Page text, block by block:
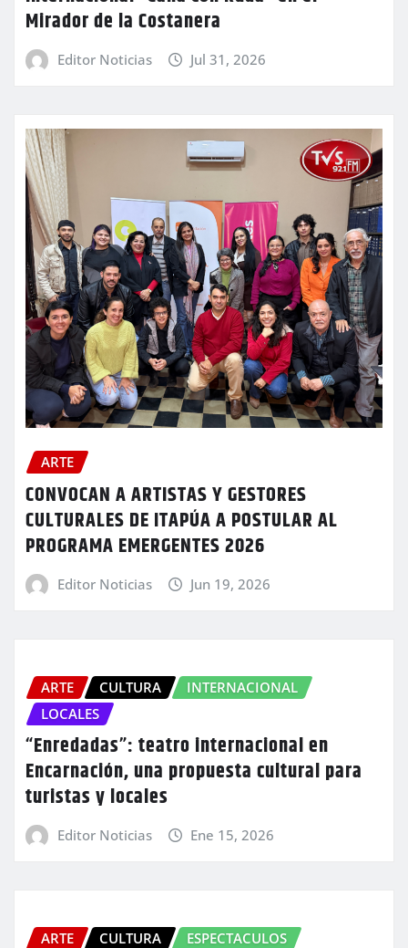
Mirador de la Costanera
Editor Noticias Jul 31, 2026
ARTE
CONVOCAN A ARTISTAS Y GESTORES
CULTURALES DE ITAPÚA A POSTULAR AL
PROGRAMA EMERGENTES 2026
Editor Noticias Jun 19, 2026
ARTE CULTURA
INTERNACIONAL
LOCALES
“Enredadas”: teatro internacional en
Encarnación, una propuesta cultural para
turistas y locales
Editor Noticias Ene 15, 2026
ARTE CULTURA ESPECTACULOS